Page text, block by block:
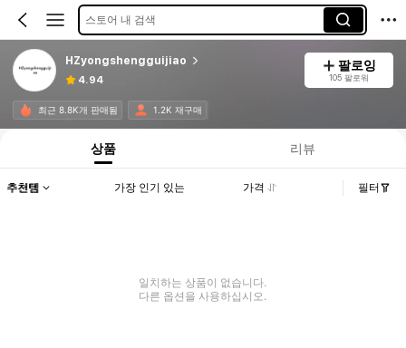
스토어 내 검색
HZyongshengguijiao
4.94
팔로잉
105 팔로워
최근 8.8K개 판매됨 1.2K 재구매
상품 리뷰
추천템 가장 인기 있는 가격 필터
일치하는 상품이 없습니다.
다른 옵션을 사용하십시오.